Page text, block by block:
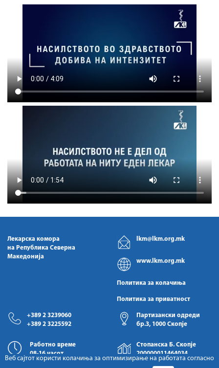
Лекарска комора
на Република Северна
Македонија
lkm@lkm.org.mk
www.lkm.org.mk
Политика за колачиња
Политика за приватност
+389 2 3239060
+389 2 3225592
Партизански одреди
бр.3, 1000 Скопје
Работно време
08-16 часот
Стопанска Б. Скопје
200000011464034
Веб сајтот користи колачиња за оптимизирање на работата согласно